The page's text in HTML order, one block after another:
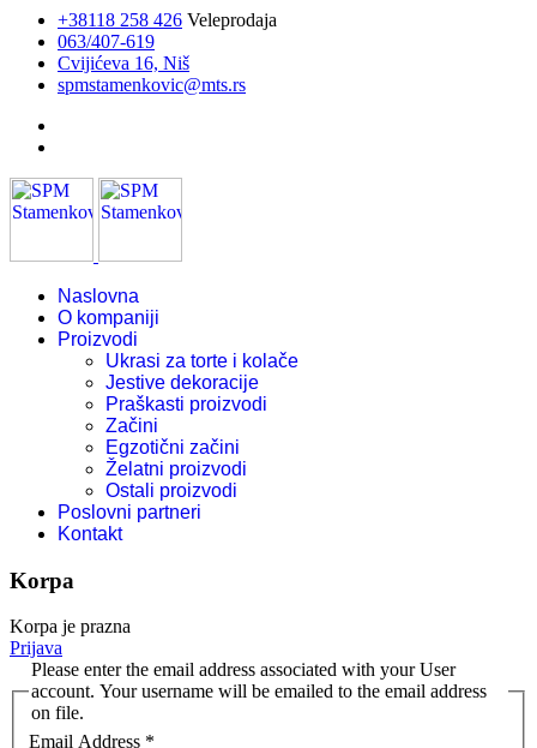
+38118 258 426 Veleprodaja
063/407-619
Cvijićeva 16, Niš
spmstamenkovic@mts.rs
Naslovna
O kompaniji
Proizvodi
Ukrasi za torte i kolače
Jestive dekoracije
Praškasti proizvodi
Začini
Egzotični začini
Želatni proizvodi
Ostali proizvodi
Poslovni partneri
Kontakt
Korpa
Korpa je prazna
Prijava
Please enter the email address associated with your User
account. Your username will be emailed to the email address
on file.
Email Address *